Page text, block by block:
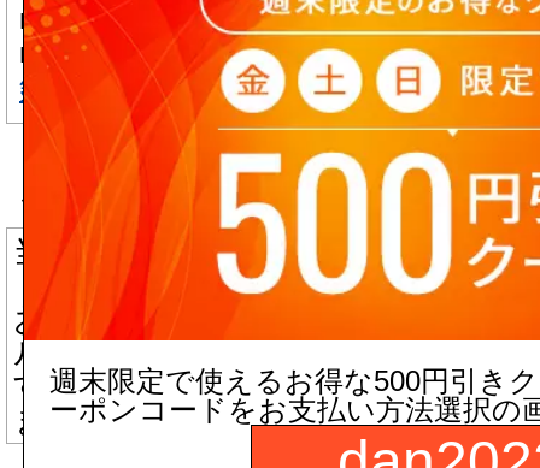
■商品については直接メーカーへ
■入力頂いた個人情報は、個人情
針
に基づき、厳重に管理致しま
▼ フリーメール(Yahoo!メール,
ご利用のお客様へ
当店からのメールが迷惑メール
「迷惑メール」と判断される場
お手数ですが迷惑メール、ゴミ
ルにつきましてもご確認いただ
す。
また、受信許可設定が必要な場
週末限定で使えるお得な500円引き
ーポンコードをお支払い方法選択の